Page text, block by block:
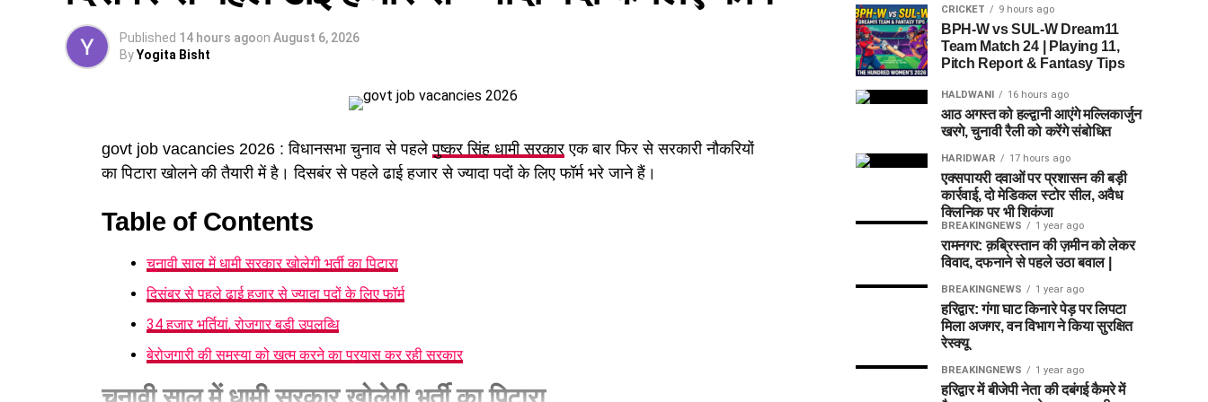
और दिव्यांगजन कल्याण जैसे क्षेत्रों में उल्लेखनीय योगदान दिया है।
Published 14 hours agoon August 6, 2026
ByYogita Bisht
govt job vacancies 2026 : विधानसभा चुनाव से पहलेपुष्कर सिंह धामी सरकार एक बार फिर से सरकारी नौकरियों
का पिटारा खोलने की तैयारी में है। दिसबंर से पहले ढाई हजार से ज्यादा पदों के लिए फॉर्म भरे जाने हैं।
Table of Contents
चुनावी साल में धामी सरकार खोलेगी भर्ती का पिटारा
दिसंबर से पहले ढाई हजार से ज्यादा पदों के लिए फॉर्म
34 हजार भर्तियां, रोजगार बड़ी उपलब्धि
बेरोजगारी की समस्या को खत्म करने का प्रयास कर रही सरकार
CRICKET 9 hours ago
BPH-W vs SUL-W Dream11
Team Match 24 | Playing 11,
Pitch Report & Fantasy Tips
HALDWANI 16 hours ago
आठ अगस्त को हल्द्वानी आएंगे मल्लिकार्जुन
खरगे, चुनावी रैली को करेंगे संबोधित
HARIDWAR 17 hours ago
एक्सपायरी दवाओं पर प्रशासन की बड़ी
कार्रवाई, दो मेडिकल स्टोर सील, अवैध
क्लिनिक पर भी शिकंजा
BREAKINGNEWS 1 year ago
रामनगर: क़ब्रिस्तान की ज़मीन को लेकर
विवाद, दफनाने से पहले उठा बवाल |
BREAKINGNEWS 1 year ago
हरिद्वार: गंगा घाट किनारे पेड़ पर लिपटा
मिला अजगर, वन विभाग ने किया सुरक्षित
रेस्क्यू
BREAKINGNEWS 1 year ago
हरिद्वार में बीजेपी नेता की दबंगई कैमरे में